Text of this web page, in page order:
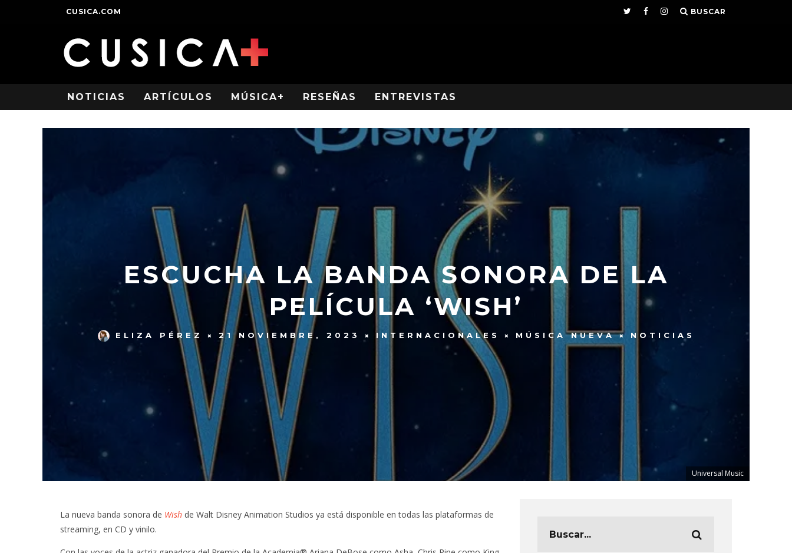
CUSICA.COM BUSCAR
NOTICIAS ARTÍCULOS MÚSICA+ RESEÑAS ENTREVISTAS
ESCUCHA LA BANDA SONORA DE LA
PELÍCULA ‘WISH’
ELIZA PÉREZ 21 NOVIEMBRE, 2023 INTERNACIONALES MÚSICA NUEVA NOTICIAS
Universal Music
La nueva banda sonora de Wish de Walt Disney Animation Studios ya está disponible en todas las plataformas de
streaming, en CD y vinilo.